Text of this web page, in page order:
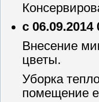
с 06.09.2014
Внесение
цветы.
Уборка
помещение